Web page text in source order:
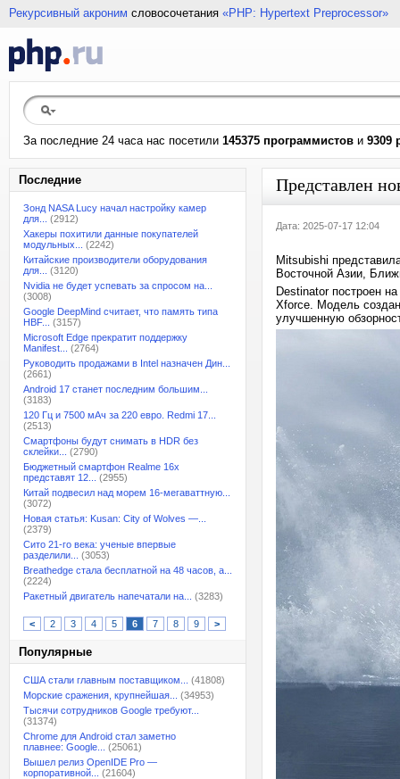
Рекурсивный акроним словосочетания «PHP: Hypertext Preprocessor»
За последние 24 часа нас посетили 145375 программистов и 9309
Последние
Зонд NASA Lucy начал настройку камер
для...
(2912)
Хакеры похитили данные покупателей
модульных...
(2242)
Китайские производители оборудования
для...
(3120)
Nvidia не будет успевать за спросом на...
(3008)
Google DeepMind считает, что память типа
HBF...
(3157)
Microsoft Edge прекратит поддержку
Manifest...
(2764)
Руководить продажами в Intel назначен Дин...
(2661)
Android 17 станет последним большим...
(3183)
120 Гц и 7500 мАч за 220 евро. Redmi 17...
(2513)
Смартфоны будут снимать в HDR без
склейки...
(2790)
Бюджетный смартфон Realme 16x
представят 12...
(2955)
Китай подвесил над морем 16-мегаваттную...
(3072)
Новая статья: Kusan: City of Wolves —...
(2379)
Сито 21-го века: ученые впервые
разделили...
(3053)
Breathedge стала бесплатной на 48 часов, а...
(2224)
Ракетный двигатель напечатали на...
(3283)
< 2 3 4 5 6 7 8 9 >
Популярные
США стали главным поставщиком...
(41808)
Морские сражения, крупнейшая...
(34953)
Тысячи сотрудников Google требуют...
(31374)
Chrome для Android стал заметно
плавнее: Google...
(25061)
Вышел релиз OpenIDE Pro —
корпоративной...
(21604)
Представлен
Дата: 2025-07-17 12:04
Mitsubishi
Восточной Азии,
Destinator построен
Xforce. Модель
улучшенную